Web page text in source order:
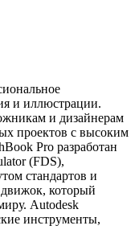
и иллюстрации.
и дизайнерам
проектов с высоким
Pro разработан
(FDS),
стандартов и
который
Autodesk
инструменты,